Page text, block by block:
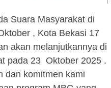
Suara Masyarakat di
, Kota Bekasi 17
akan melanjutkannya di
pada 23 Oktober 2025 .
dan komitmen kami